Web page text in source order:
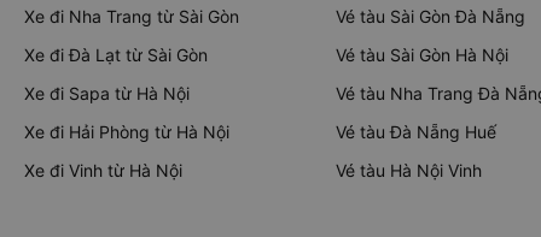
Xe đi Nha Trang từ Sài Gòn
Xe đi Đà Lạt từ Sài Gòn
Xe đi Sapa từ Hà Nội
Xe đi Hải Phòng từ Hà Nội
Xe đi Vinh từ Hà Nội
Vé tàu Sài Gòn Đà Nẵng
Vé tàu Sài Gòn Hà Nội
Vé tàu Nha Trang Đà
Vé tàu Đà Nẵng Huế
Vé tàu Hà Nội Vinh